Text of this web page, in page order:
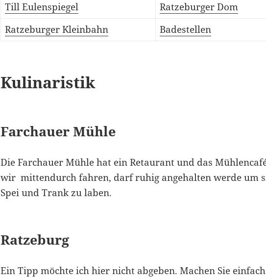
Till Eulenspiegel
Ratzeburger Dom
Ratzeburger Kleinbahn
Badestellen
Kulinaristik
Farchauer Mühle
Die Farchauer Mühle hat ein Retaurant und das
wir mittendurch fahren, darf ruhig angehalten werde um
Spei und Trank zu laben.
Ratzeburg
Ein Tipp möchte ich hier nicht abgeben. Machen Sie